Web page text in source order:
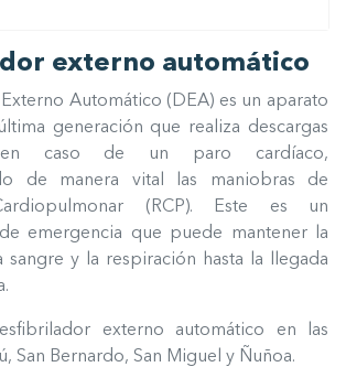
externo automático
Automático (DEA) es un aparato
generación que realiza descargas
caso de un paro cardíaco,
de manera vital las maniobras de
(RCP). Este es un
emergencia que puede mantener la
sangre y la respiración hasta la llegada
externo automático en las
San Bernardo, San Miguel y Ñuñoa.